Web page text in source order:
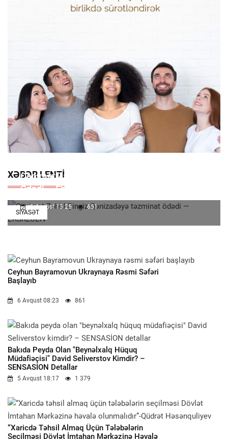
XƏBƏR LENTI
SIYASƏT
Qənimət Zahid Çingiz Qənizadəyə Təzminat
Ödədi — EKSKLÜZİV
6 Avqust 13:25 651
Ceyhun Bayramovun Ukraynaya Rəsmi Səfəri
Başlayıb
6 Avqust 08:23 861
Bakıda Peyda Olan "beynəlxalq Hüquq
Müdafiəçisi" David Seliverstov Kimdir? –
SENSASİON Detallar
5 Avqust 18:17 1 379
“Xaricdə Təhsil Almaq Üçün Tələbələrin
Seçilməsi Dövlət İmtahan Mərkəzinə Həvalə